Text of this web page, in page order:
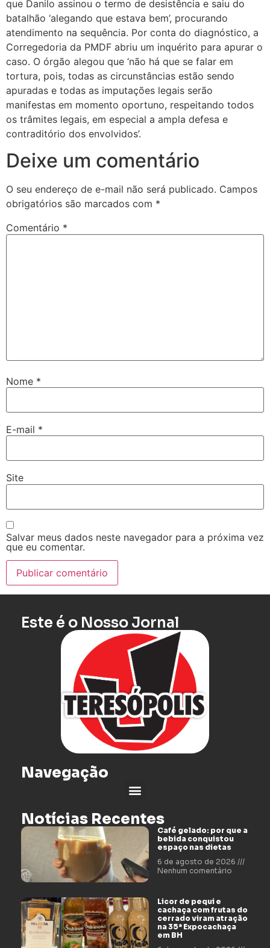
que Danilo assinou o termo de desistência e saiu do
batalhão ‘alegando que estava bem’, procurando
atendimento na sequência. Por conta do diagnóstico, a
Corregedoria da PMDF abriu um inquérito para apurar o
caso. O órgão alegou que ‘não há que se falar em
tortura, pois, todas as circunstâncias estão sendo
apuradas e todas as imputações legais serão
manifestas em momento oportuno, respeitando todos
os trâmites legais, em especial a ampla defesa e
contraditório dos envolvidos’.
Deixe um comentário
O seu endereço de e-mail não será publicado. Campos
obrigatórios são marcados com *
Comentário *
Nome *
E-mail *
Site
Salvar meus dados neste navegador para a próxima vez
que eu comentar.
Este é o Nosso Jornal
Navegação
Notícias Recentes
Café gelado: por que a
bebida conquistou
espaço nas dietas
6 de agosto de 2026
Nenhum comentário
Licor de pequi e
cachaça com frutas do
cerrado viram atração
na 35ª Expocachaça
em BH